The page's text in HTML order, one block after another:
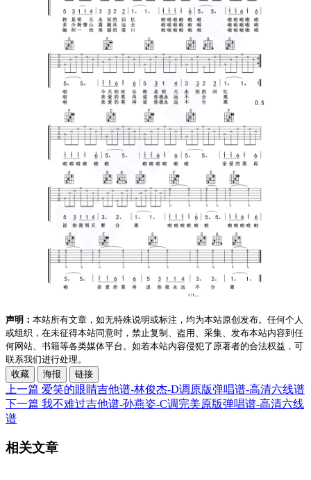
声明： 本站所有文章，如无特殊说明或标注，均为本站原创发布。任何个人
或组织，在未征得本站同意时，禁止复制、盗用、采集、发布本站内容到任
何网站、书籍等各类媒体平台。如若本站内容侵犯了原著者的合法权益，可
联系我们进行处理。
收藏
海报 链接
上一篇 爱笑的眼睛吉他谱-林俊杰-D调原版弹唱谱-高清六线谱
下一篇 我不难过吉他谱-孙燕姿-C调完美原版弹唱谱-高清六线
谱
相关文章